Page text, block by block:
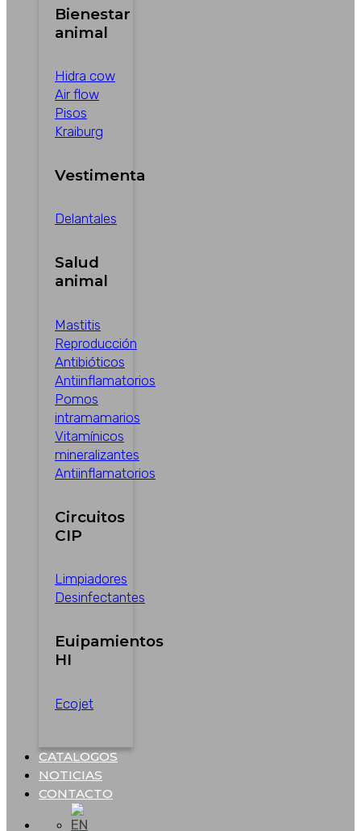
Bienestar
animal
Hidra cow
Air flow
Pisos
Kraiburg
Vestimenta
Delantales
Salud
animal
Mastitis
Reproducción
Antibióticos
Antiinflamatorios
Pomos
intramamarios
Vitamínicos
mineralizantes
Antiinflamatorios
Circuitos
CIP
Limpiadores
Desinfectantes
Euipamientos
HI
Ecojet
CATALOGOS
NOTICIAS
CONTACTO